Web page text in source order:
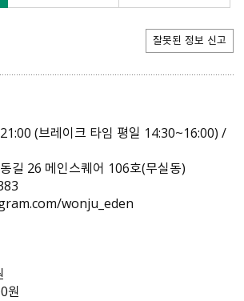
잘못된 정보 신고
(브레이크 타임 평일 14:30~16:00) /
길 26 메인스퀘어 106호(무실동)
wonju_eden
원